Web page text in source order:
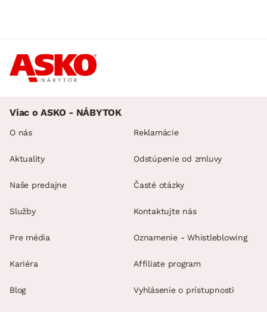
Viac o ASKO - NÁBYTOK
O nás
Aktuality
Naše predajne
Služby
Pre média
Kariéra
Blog
Reklamácie
Odstúpenie od zmluvy
Časté otázky
Kontaktujte nás
Oznamenie - Whistleblowing
Affiliate program
Vyhlásenie o prístupnosti